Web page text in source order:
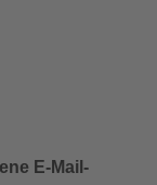
E-Mail-